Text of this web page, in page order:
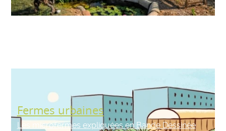
Les microfermes expliquées en Bande Dessinée
Fermes urbaines